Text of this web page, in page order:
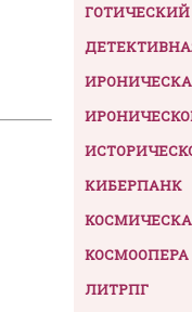
КИБЕРПАНК
КОСМООПЕРА
ЛИТРПГ